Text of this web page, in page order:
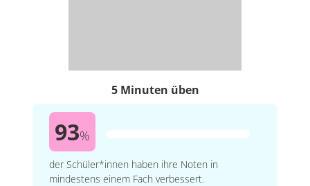
5 Minuten üben
93%
der Schüler*innen haben ihre Noten in
mindestens einem Fach verbessert.